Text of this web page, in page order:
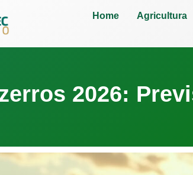
Home Agricultura
2026: